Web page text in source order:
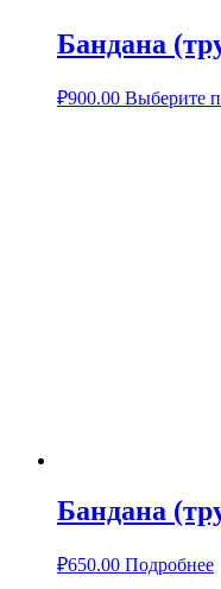
Бандана
₽900.00 Выберите
Бандана
₽650.00 Подробнее